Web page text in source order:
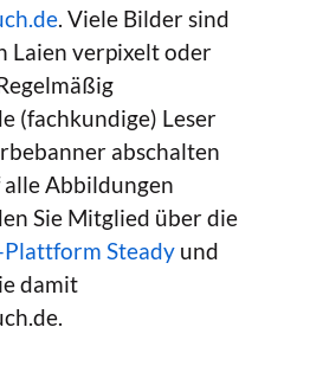
. Viele Bilder sind
Laien verpixelt oder
(fachkundige) Leser
abschalten
Abbildungen
Sie Mitglied über die
Steady und
damit